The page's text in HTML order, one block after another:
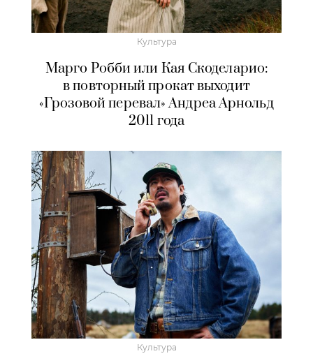
Культура
Марго Робби или Кая Скоделарио:
в повторный прокат выходит
«Грозовой перевал» Андреа Арнольд
2011 года
Культура